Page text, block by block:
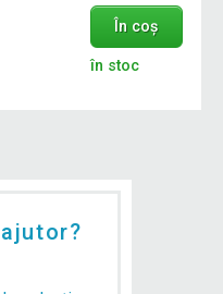
În coș
în stoc